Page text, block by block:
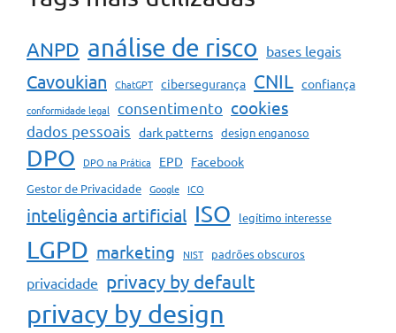
ANPD análise de risco bases legais
Cavoukian ChatGPT cibersegurança CNIL confiança
conformidade legal consentimento cookies
dados pessoais dark patterns design enganoso
DPO DPO na Prática EPD Facebook
Gestor de Privacidade Google ICO
inteligência artificial ISO legítimo interesse
LGPD marketing NIST padrões obscuros
privacidade privacy by default
privacy by design